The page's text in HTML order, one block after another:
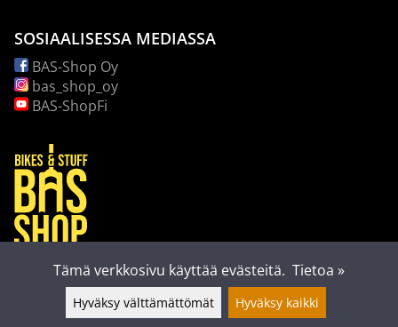
SOSIAALISESSA MEDIASSA
BAS-Shop Oy
bas_shop_oy
BAS-ShopFi
Tämä verkkosivu käyttää evästeitä. Tietoa »
Hyväksy välttämättömät Hyväksy kaikki